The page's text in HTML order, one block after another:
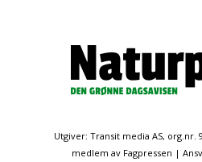
Utgiver: Transit media AS, org.nr.
medlem av Fagpressen |